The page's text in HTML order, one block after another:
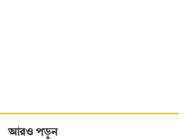
আরও পড়ুন